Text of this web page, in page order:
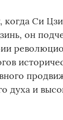
когда Си
он
духа и